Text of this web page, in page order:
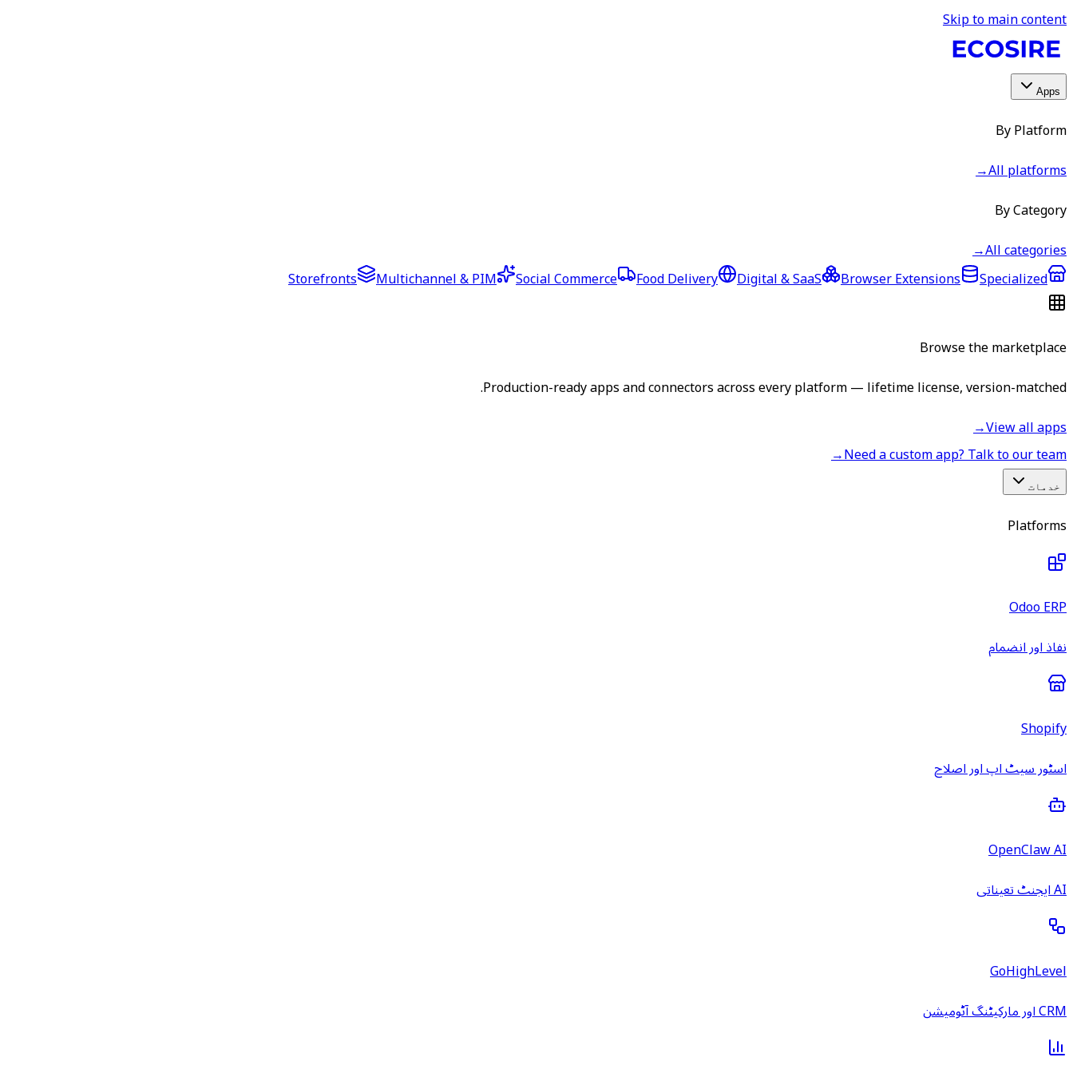
Skip to main content
Apps
By Platform
All platforms
→
By Category
All categories
→
Storefronts
Multichannel & PIM Social Commerce Food Delivery Digital & SaaS Browser Extensions Specialized
Browse the marketplace
Production-ready apps and connectors across every platform — lifetime license, version-matched.
View all apps
→
Need a custom app? Talk to our team
→
خدمات
Platforms
Odoo ERP
نفاذ اور انضمام
Shopify
اسٹور سیٹ اپ اور اصلاح
OpenClaw AI
AI ایجنٹ تعیناتی
GoHighLevel
CRM اور مارکیٹنگ آٹومیشن